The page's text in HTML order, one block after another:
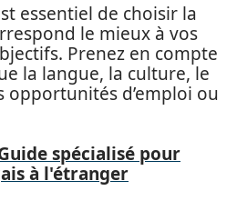
essentiel de choisir la
le mieux à vos
Prenez en compte
la langue, la culture, le
opportunités d’emploi ou
spécialisé pour
à l'étranger